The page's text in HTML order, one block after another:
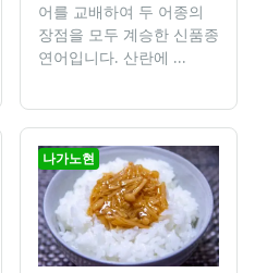
어를 교배하여 두 어종의
장점을 모두 계승한 신품종
연어입니다. 산란에 ...
나가노현